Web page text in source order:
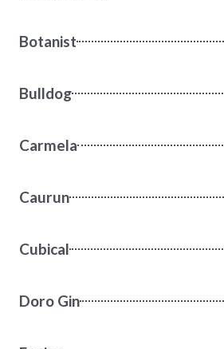
Botanist
Bulldog
Carmela
Caurun
Cubical
Doro Gin